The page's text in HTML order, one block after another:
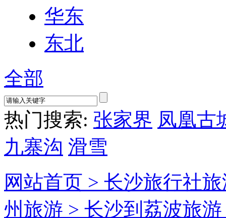
华东
东北
全部
热门搜索: 张家界 凤凰古
九寨沟 滑雪
网站首页 > 长沙旅行社
州旅游 > 长沙到荔波旅